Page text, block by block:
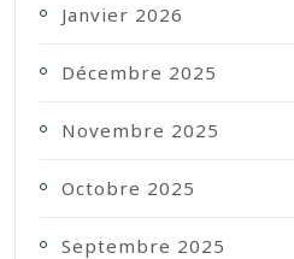
Janvier 2026
Décembre 2025
Novembre 2025
Octobre 2025
Septembre 2025